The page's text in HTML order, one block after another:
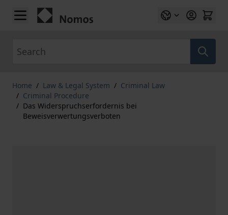
Skip to Content
Home / Law & Legal System / Criminal Law
/ Criminal Procedure
/ Das Widerspruchserfordernis bei
Beweisverwertungsverboten